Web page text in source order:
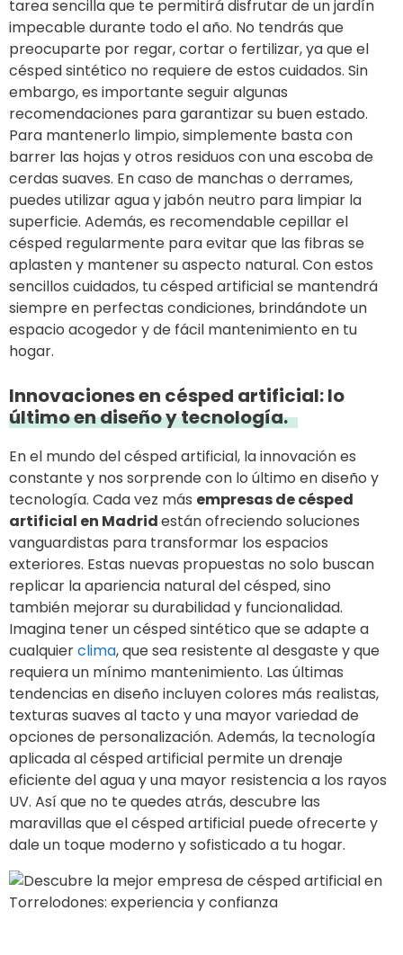
tarea sencilla que te permitirá disfrutar de un jardín
impecable durante todo el año. No tendrás que
preocuparte por regar, cortar o fertilizar, ya que el
césped sintético no requiere de estos cuidados. Sin
embargo, es importante seguir algunas
recomendaciones para garantizar su buen estado.
Para mantenerlo limpio, simplemente basta con
barrer las hojas y otros residuos con una escoba de
cerdas suaves. En caso de manchas o derrames,
puedes utilizar agua y jabón neutro para limpiar la
superficie. Además, es recomendable cepillar el
césped regularmente para evitar que las fibras se
aplasten y mantener su aspecto natural. Con estos
sencillos cuidados, tu césped artificial se mantendrá
siempre en perfectas condiciones, brindándote un
espacio acogedor y de fácil mantenimiento en tu
hogar.
Innovaciones en césped artificial: lo
último en diseño y tecnología.
En el mundo del césped artificial, la innovación es
constante y nos sorprende con lo último en diseño y
tecnología. Cada vez más empresas de césped
artificial en Madridestán ofreciendo soluciones
vanguardistas para transformar los espacios
exteriores. Estas nuevas propuestas no solo buscan
replicar la apariencia natural del césped, sino
también mejorar su durabilidad y funcionalidad.
Imagina tener un césped sintético que se adapte a
cualquierclima, que sea resistente al desgaste y que
requiera un mínimo mantenimiento. Las últimas
tendencias en diseño incluyen colores más realistas,
texturas suaves al tacto y una mayor variedad de
opciones de personalización. Además, la tecnología
aplicada al césped artificial permite un drenaje
eficiente del agua y una mayor resistencia a los rayos
UV. Así que no te quedes atrás, descubre las
maravillas que el césped artificial puede ofrecerte y
dale un toque moderno y sofisticado a tu hogar.